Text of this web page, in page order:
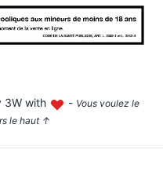
3W with - Vous voulez le
le haut ↑